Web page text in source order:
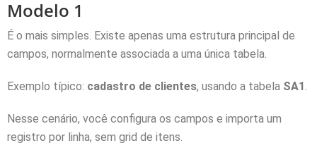
Modelo 1
É o mais simples. Existe apenas uma estrutura principal de
campos, normalmente associada a uma única tabela.
Exemplo típico: cadastro de clientes, usando a tabela SA1
Nesse cenário, você configura os campos e importa um
registro por linha, sem grid de itens.